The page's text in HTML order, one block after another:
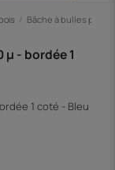
Bâche à bulles pour
µ - bordée 1